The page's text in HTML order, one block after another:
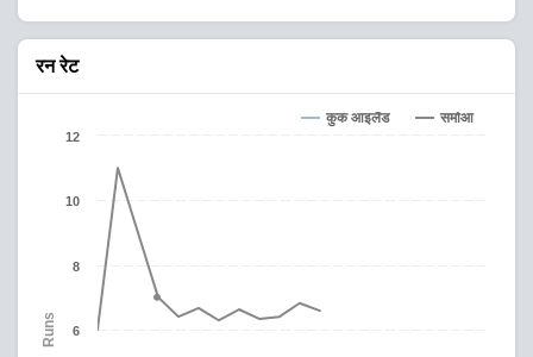
रन रेट
Runs
कुक आइलैंड समोआ
6
8
10
12